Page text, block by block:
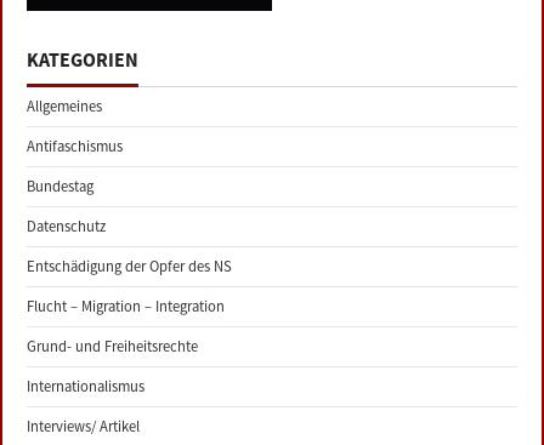
KATEGORIEN
Allgemeines
Antifaschismus
Bundestag
Datenschutz
Entschädigung der Opfer des NS
Flucht – Migration – Integration
Grund- und Freiheitsrechte
Internationalismus
Interviews/ Artikel